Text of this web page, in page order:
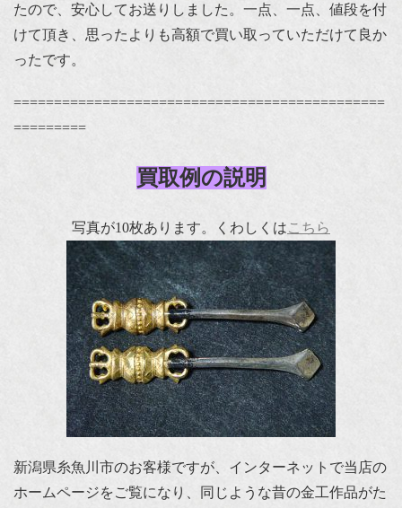
たので、安心してお送りしました。一点、一点、値段を付
けて頂き、思ったよりも高額で買い取っていただけて良か
ったです。
==============================================
=========
買取例の説明
写真が10枚あります。くわしくはこちら
新潟県糸魚川市のお客様ですが、インターネットで当店の
ホームページをご覧になり、同じような昔の金工作品がた